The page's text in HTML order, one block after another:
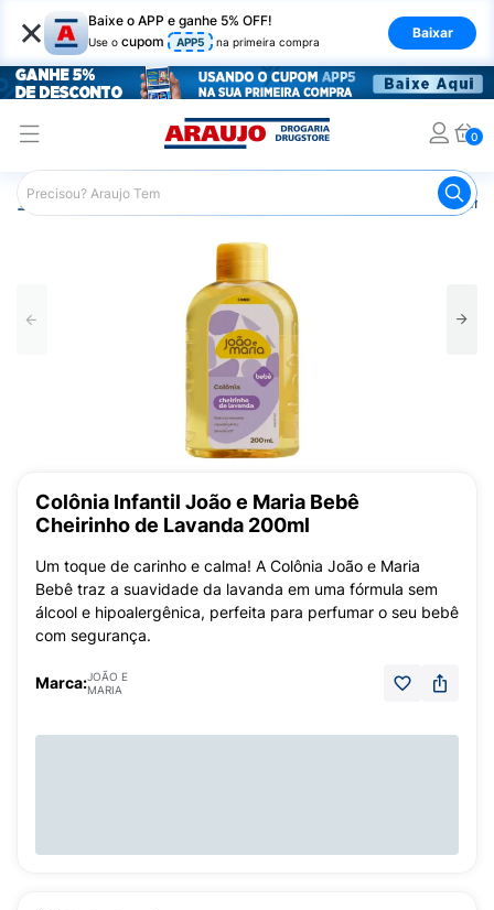
× Baixe o APP e ganhe 5% OFF!
Use o cupom APP5 na primeira compra
Baixar
0
Araujo Infantil Perfumes e Colônias
Colônia Infantil João e Maria Bebê
Cheirinho de Lavanda 200ml
Um toque de carinho e calma! A Colônia João e Maria
Bebê traz a suavidade da lavanda em uma fórmula sem
álcool e hipoalergênica, perfeita para perfumar o seu bebê
com segurança.
Marca:JOÃO E
MARIA